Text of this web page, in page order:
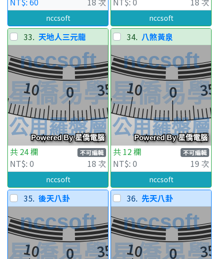
nccsoft nccsoft
33. 天地人三元龍
共 24 欄 不可編輯
NT$: 0 18 次
nccsoft
34. 八煞黃泉
共 12 欄 不可編輯
NT$: 0 19 次
nccsoft
35. 後天八卦 36. 先天八卦